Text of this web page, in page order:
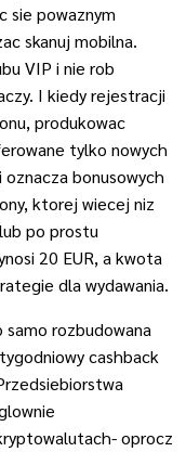
sie powaznym
skanuj mobilna.
VIP i nie rob
I kiedy rejestracji
produkowac
tylko nowych
bonusowych
ktorej wiecej niz
po prostu
20 EUR, a kwota
dla wydawania.
rozbudowana
cashback
oprocz